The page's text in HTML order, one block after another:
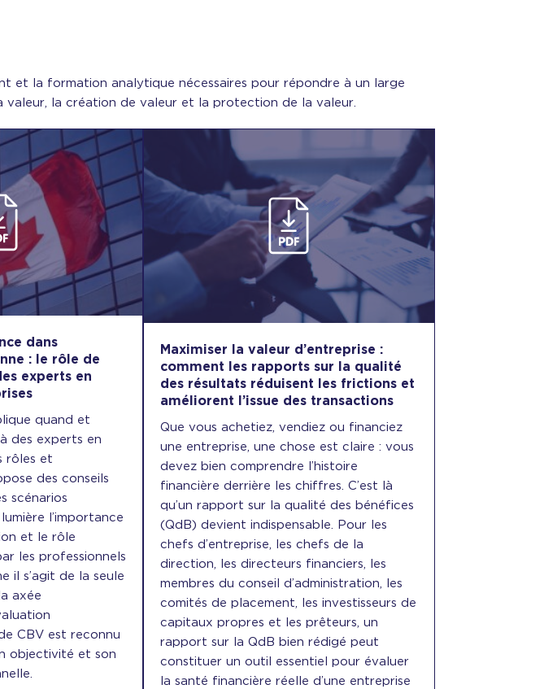
et la formation analytique nécessaires pour répondre à un large
valeur, la création de valeur et la protection de la valeur.
dans
: le rôle de
experts en
quand et
des experts en
rôles et
des conseils
scénarios
l’importance
et le rôle
les professionnels
il s’agit de la seule
axée
CBV est reconnu
objectivité et son
Maximiser la valeur d’entreprise :
comment les rapports sur la qualité
des résultats réduisent les frictions et
améliorent l’issue des transactions
Que vous achetiez, vendiez ou financiez
une entreprise, une chose est claire : vous
devez bien comprendre l’histoire
financière derrière les chiffres. C’est là
qu’un rapport sur la qualité des bénéfices
(QdB) devient indispensable. Pour les
chefs d’entreprise, les chefs de la
direction, les directeurs financiers, les
membres du conseil d’administration, les
comités de placement, les investisseurs de
capitaux propres et les prêteurs, un
rapport sur la QdB bien rédigé peut
constituer un outil essentiel pour évaluer
la santé financière réelle d’une entreprise